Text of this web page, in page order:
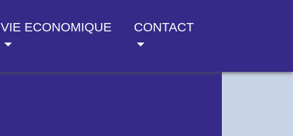
VIE ECONOMIQUE CONTACT